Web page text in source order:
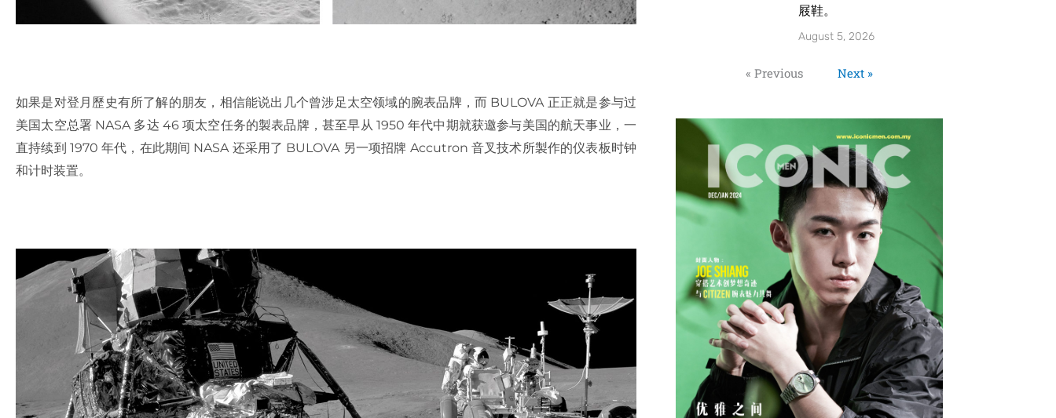
如果是对登月歷史有所了解的朋友，相信能说出几个曾涉足太空领域的腕表品牌，而 BULOVA 正正就是参与过
美国太空总署 NASA 多达 46 项太空任务的製表品牌，甚至早从 1950 年代中期就获邀参与美国的航天事业，一
直持续到 1970 年代，在此期间 NASA 还采用了 BULOVA 另一项招牌 Accutron 音叉技术所製作的仪表板时钟
和计时装置。
屐鞋。
August 5, 2026
« Previous Next »